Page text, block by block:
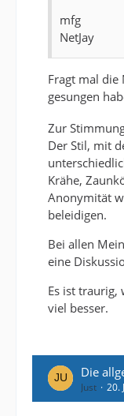
mfg
NetJay
Fragt mal die
gesungen
Zur
Der Stil, mit
Krähe,
Anonymität
beleidigen.
Bei allen
eine
Es ist traurig,
viel besser.
Die
Just 20.